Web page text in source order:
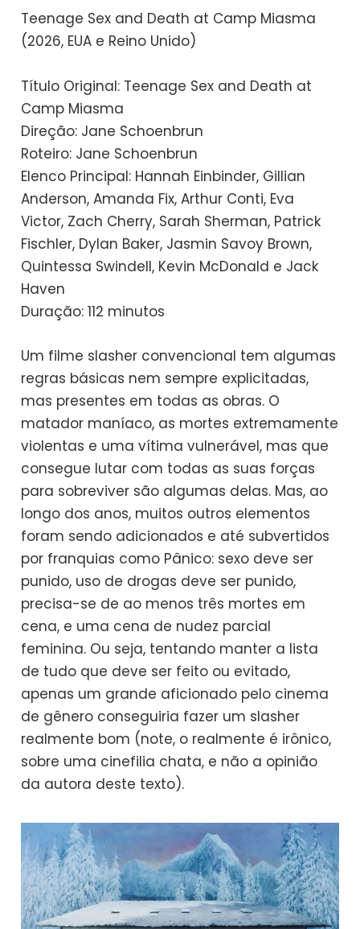
Teenage Sex and Death at Camp Miasma
(2026, EUA e Reino Unido)
Título Original: Teenage Sex and Death at
Camp Miasma
Direção: Jane Schoenbrun
Roteiro: Jane Schoenbrun
Elenco Principal: Hannah Einbinder, Gillian
Anderson, Amanda Fix, Arthur Conti, Eva
Victor, Zach Cherry, Sarah Sherman, Patrick
Fischler, Dylan Baker, Jasmin Savoy Brown,
Quintessa Swindell, Kevin McDonald e Jack
Haven
Duração: 112 minutos
Um filme slasher convencional tem algumas
regras básicas nem sempre explicitadas,
mas presentes em todas as obras. O
matador maníaco, as mortes extremamente
violentas e uma vítima vulnerável, mas que
consegue lutar com todas as suas forças
para sobreviver são algumas delas. Mas, ao
longo dos anos, muitos outros elementos
foram sendo adicionados e até subvertidos
por franquias como Pânico: sexo deve ser
punido, uso de drogas deve ser punido,
precisa-se de ao menos três mortes em
cena, e uma cena de nudez parcial
feminina. Ou seja, tentando manter a lista
de tudo que deve ser feito ou evitado,
apenas um grande aficionado pelo cinema
de gênero conseguiria fazer um slasher
realmente bom (note, o realmente é irônico,
sobre uma cinefilia chata, e não a opinião
da autora deste texto).